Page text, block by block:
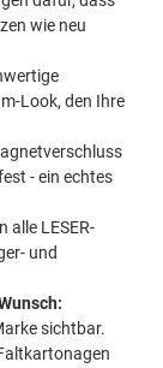
wie neu
Look, den Ihre
- ein echtes
alle LESER-
und
sichtbar.